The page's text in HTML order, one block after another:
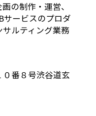
の制作・運営、
サービスのプロダ
ルティング業務
番８号渋谷道玄